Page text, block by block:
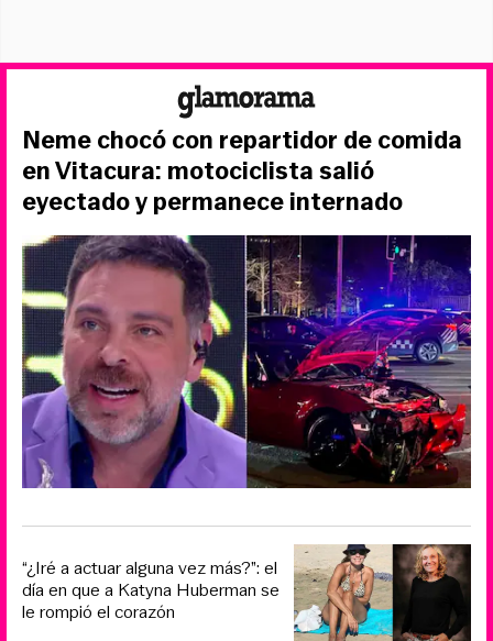
Neme chocó con repartidor de comida
en Vitacura: motociclista salió
eyectado y permanece internado
“¿Iré a actuar alguna vez más?”: el
día en que a Katyna Huberman se
le rompió el corazón